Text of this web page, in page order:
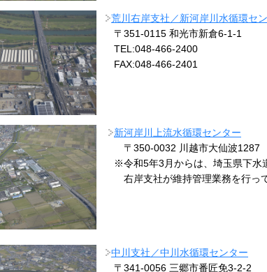
荒川右岸支社／新河岸川水循環セ
〒351-0115 和光市新倉6-1-1
TEL:048-466-2400
FAX:048-466-2401
新河岸川上流水循環センター
〒350-0032 川越市大仙波1287
※令和5年3月からは、埼玉県下水
右岸支社が維持管理業務を行って
中川支社／中川水循環センター
〒341-0056 三郷市番匠免3-2-2